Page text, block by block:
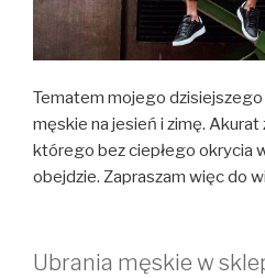
Tematem mojego
męskie na jesień i zimę.
którego bez ciepłego okrycia
obejdzie. Zapraszam więc do
Ubrania męskie w